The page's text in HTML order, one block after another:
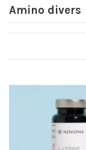
Amino divers